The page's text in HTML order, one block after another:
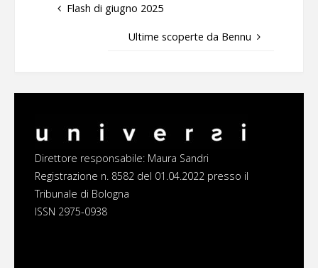
Flash di giugno 2025
Ultime scoperte da Bennu
Direttore responsabile: Maura Sandri
Registrazione n. 8582 del 01.04.2022 presso il
Tribunale di Bologna
ISSN 2975-0938